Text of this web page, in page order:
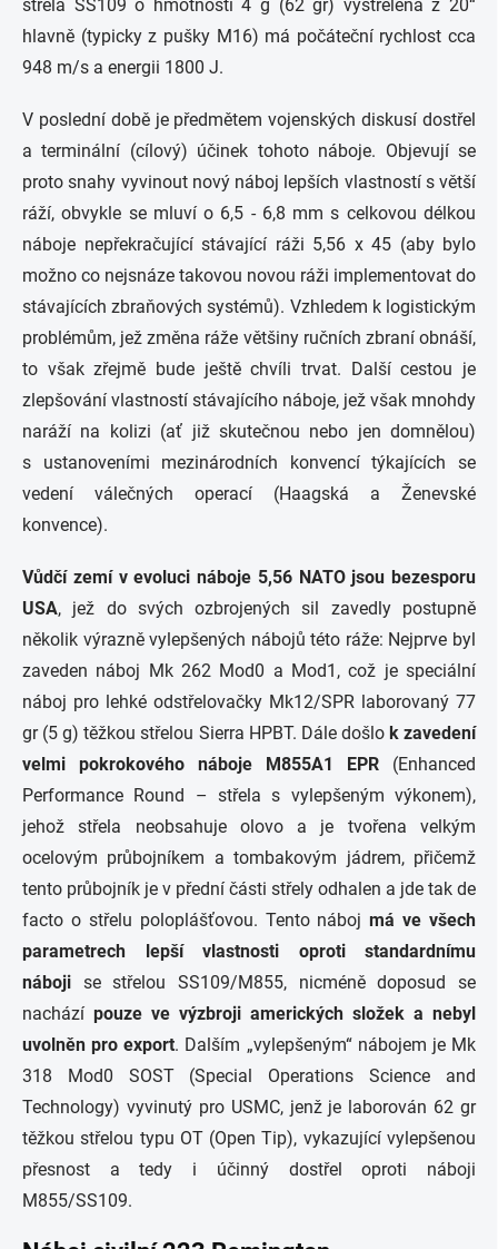
střela SS109 o hmotnosti 4 g (62 gr) vystřelená z 20“
hlavně (typicky z pušky M16) má počáteční rychlost cca
948 m/s a energii 1800 J.
V poslední době je předmětem vojenských diskusí dostřel
a terminální (cílový) účinek tohoto náboje. Objevují se
proto snahy vyvinout nový náboj lepších vlastností s větší
ráží, obvykle se mluví o 6,5 - 6,8 mm s celkovou délkou
náboje nepřekračující stávající ráži 5,56 x 45 (aby bylo
možno co nejsnáze takovou novou ráži implementovat do
stávajících zbraňových systémů). Vzhledem k logistickým
problémům, jež změna ráže většiny ručních zbraní obnáší,
to však zřejmě bude ještě chvíli trvat. Další cestou je
zlepšování vlastností stávajícího náboje, jež však mnohdy
naráží na kolizi (ať již skutečnou nebo jen domnělou)
s ustanoveními mezinárodních konvencí týkajících se
vedení válečných operací (Haagská a Ženevské
konvence).
Vůdčí zemí v evoluci náboje 5,56 NATO jsou bezesporu
USA, jež do svých ozbrojených sil zavedly postupně
několik výrazně vylepšených nábojů této ráže: Nejprve byl
zaveden náboj Mk 262 Mod0 a Mod1, což je speciální
náboj pro lehké odstřelovačky Mk12/SPR laborovaný 77
gr (5 g) těžkou střelou Sierra HPBT. Dále došlo k zavedení
velmi pokrokového náboje M855A1 EPR
(Enhanced
Performance Round – střela s vylepšeným výkonem),
jehož střela neobsahuje olovo a je tvořena velkým
ocelovým průbojníkem a tombakovým jádrem, přičemž
tento průbojník je v přední části střely odhalen a jde tak de
facto o střelu poloplášťovou. Tento náboj má ve všech
parametrech lepší vlastnosti oproti standardnímu
náboji se střelou SS109/M855, nicméně doposud se
nachází pouze ve výzbroji amerických složek a nebyl
uvolněn pro export. Dalším „vylepšeným“ nábojem je Mk
318 Mod0 SOST (Special Operations Science and
Technology) vyvinutý pro USMC, jenž je laborován 62 gr
těžkou střelou typu OT (Open Tip), vykazující vylepšenou
přesnost a tedy i účinný dostřel oproti náboji
M855/SS109.